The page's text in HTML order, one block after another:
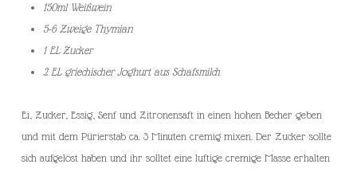
150ml Weißwein
5-6 Zweige Thymian
1 EL Zucker
2 EL griechischer Joghurt aus Schafsmilch
Ei, Zucker, Essig, Senf und Zitronensaft in einen hohen Becher geben
und mit dem Pürierstab ca. 3 Minuten cremig mixen. Der Zucker sollte
sich aufgelöst haben und ihr solltet eine luftige cremige Masse erhalten